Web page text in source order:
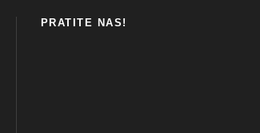
PRATITE NAS!